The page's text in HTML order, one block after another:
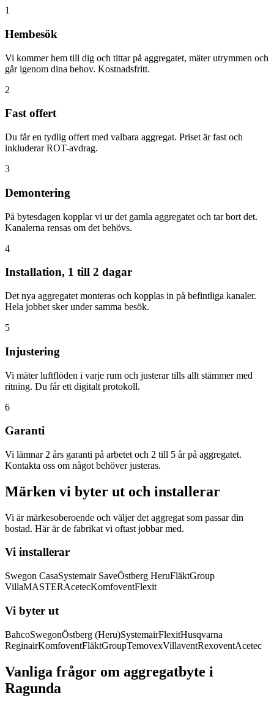
1
Hembesök
Vi kommer hem till dig och tittar på aggregatet, mäter utrymmen och
går igenom dina behov. Kostnadsfritt.
2
Fast offert
Du får en tydlig offert med valbara aggregat. Priset är fast och
inkluderar ROT-avdrag.
3
Demontering
På bytesdagen kopplar vi ur det gamla aggregatet och tar bort det.
Kanalerna rensas om det behövs.
4
Installation, 1 till 2 dagar
Det nya aggregatet monteras och kopplas in på befintliga kanaler.
Hela jobbet sker under samma besök.
5
Injustering
Vi mäter luftflöden i varje rum och justerar tills allt stämmer med
ritning. Du får ett digitalt protokoll.
6
Garanti
Vi lämnar 2 års garanti på arbetet och 2 till 5 år på aggregatet.
Kontakta oss om något behöver justeras.
Märken vi byter ut och installerar
Vi är märkesoberoende och väljer det aggregat som passar din
bostad. Här är de fabrikat vi oftast jobbar med.
Vi installerar
Swegon CasaSystemair SaveÖstberg HeruFläktGroup
VillaMASTERAcetecKomfoventFlexit
Vi byter ut
BahcoSwegonÖstberg (Heru)SystemairFlexitHusqvarna
ReginairKomfoventFläktGroupTemovexVillaventRexoventAcetec
Vanliga frågor om aggregatbyte i
Ragunda